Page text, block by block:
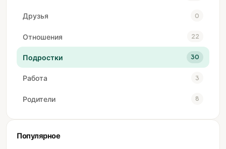
Друзья 0
Отношения 22
Подростки 30
Работа 3
Родители 8
Популярное